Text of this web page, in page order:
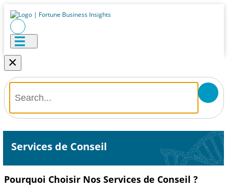
×
Services de Conseil
Pourquoi Choisir Nos Services de Conseil ?